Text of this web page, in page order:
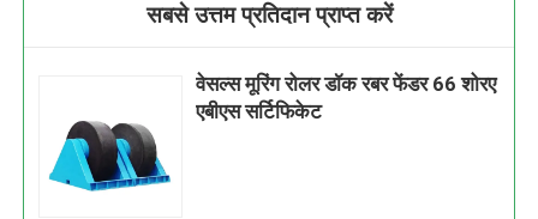
सबसे उत्तम प्रतिदान प्राप्त करें
वेसल्स मूरिंग रोलर डॉक रबर फेंडर 66 शोरए
एबीएस सर्टिफिकेट